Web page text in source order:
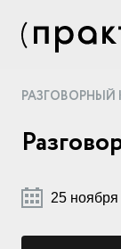
РАЗГОВОРНЫЙ
25